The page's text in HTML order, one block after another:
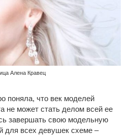
Алена Кравец
поняла, что век моделей
не может стать делом всей ее
завершать свою модельную
для всех девушек схеме –